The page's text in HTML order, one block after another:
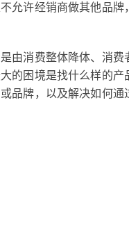
允许经销商做其他品牌
由消费整体降体、消费
的困境是找什么样的产
品牌，以及解决如何通